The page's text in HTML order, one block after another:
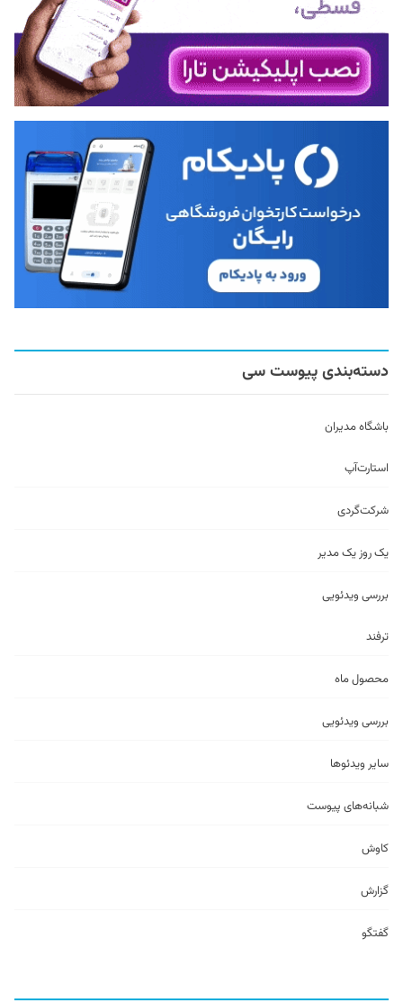
دسته‌بندی پیوست سی
باشگاه مدیران
استارت‌آپ
شرکت‌گردی
یک روز یک مدیر
بررسی ویدئویی
ترفند
محصول ماه
بررسی ویدئویی
سایر ویدئو‌ها
شبانه‌های پیوست
کاوش
گزارش
گفتگو